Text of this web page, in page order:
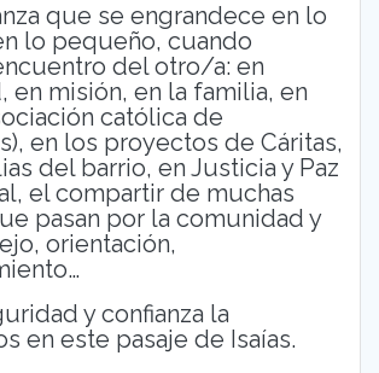
que se engrandece en lo
lo pequeño, cuando
del otro/a: en
en misión, en la familia, en
católica de
en los proyectos de Cáritas,
del barrio, en Justicia y Paz
el compartir de muchas
pasan por la comunidad y
orientación,
y confianza la
en este pasaje de Isaías.